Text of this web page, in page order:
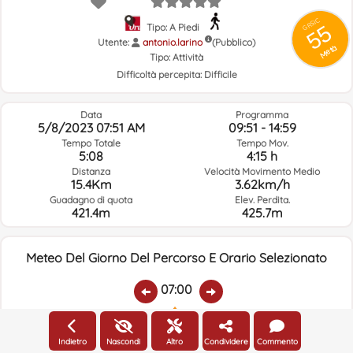
GRSIC
55
Metà
Tipo: A Piedi
Utente:
antonio.larino
(Pubblico)
Tipo: Attività
Difficoltà percepita: Difficile
Data
5/8/2023 07:51 AM
Tempo Totale
5:08
Distanza
15.4Km
Guadagno di quota
421.4m
Programma
09:51 - 14:59
Tempo Mov.
4:15 h
Velocità Movimento Medio
3.62km/h
Elev. Perdita.
425.7m
Meteo Del Giorno Del Percorso E Orario Selezionato
07:00
Temp.:
13.2ºC 0
Umidità Media:
79%
Velocità Vento:
2.9km/h
Indirizzo Vento:
Indietro Nascondi Altro Condividere Commento